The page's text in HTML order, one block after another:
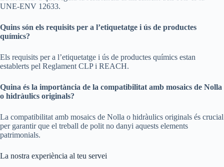
UNE-ENV 12633.
Quins són els requisits per a l’etiquetatge i ús de productes
químics?
Els requisits per a l’etiquetatge i ús de productes químics estan
establerts pel Reglament CLP i REACH.
Quina és la importància de la compatibilitat amb mosaics de Nolla
o hidràulics originals?
La compatibilitat amb mosaics de Nolla o hidràulics originals és crucial
per garantir que el treball de polit no danyi aquests elements
patrimonials.
La nostra experiència al teu servei